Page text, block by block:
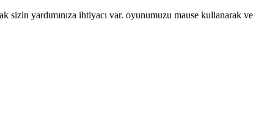
yardımınıza ihtiyacı var. oyunumuzu mause kullanarak ve